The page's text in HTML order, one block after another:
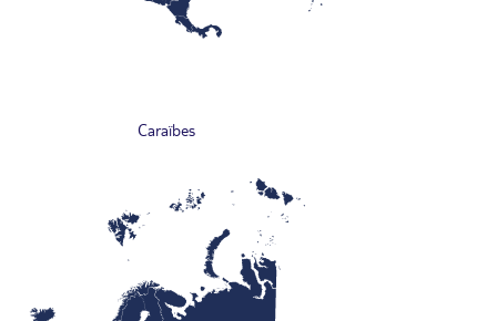
Caraïbes